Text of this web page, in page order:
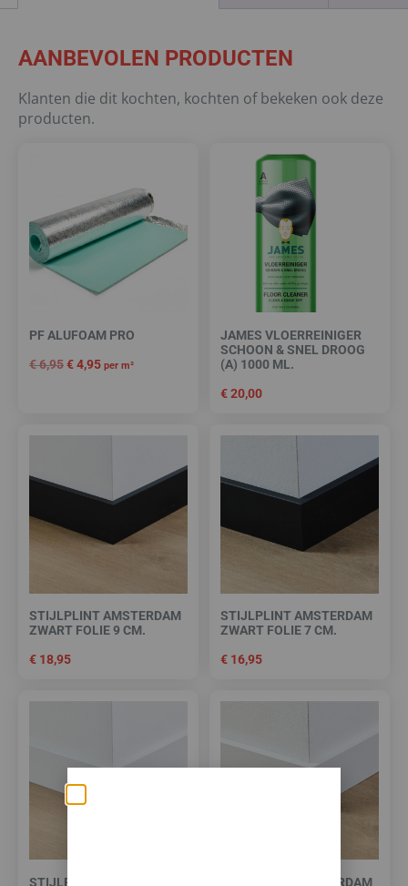
AANBEVOLEN PRODUCTEN
Klanten die dit kochten, kochten of bekeken ook deze
producten.
PF ALUFOAM PRO
€6,95€4,95 per m²
JAMES VLOERREINIGER
SCHOON & SNEL DROOG
(A) 1000 ML.
€20,00
STIJLPLINT AMSTERDAM
ZWART FOLIE 9 CM.
€ 18,95
STIJLPLINT AMSTERDAM
ZWART FOLIE 7 CM.
€ 16,95
STIJLPLINT AMSTERDAM STIJLPLINT AMSTERDAM